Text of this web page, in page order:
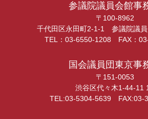
参議院議員会館事
〒100-8962
千代田区永田町2-1-1 参議院議員
TEL：03-6550-1208 FAX：
国会議員団東京事
〒151-0053
渋谷区代々木1-44-11
TEL:03-5304-5639 FAX:03-